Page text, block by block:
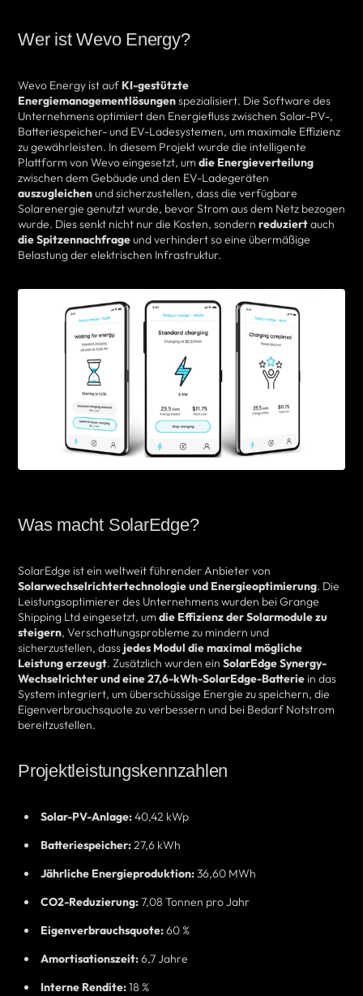
Wer ist Wevo Energy?
Wevo Energy ist auf KI-gestützte
Energiemanagementlösungenspezialisiert. Die Software des
Unternehmens optimiert den Energiefluss zwischen Solar-PV-,
Batteriespeicher- und EV-Ladesystemen, um maximale Effizienz
zu gewährleisten. In diesem Projekt wurde die intelligente
Plattform von Wevo eingesetzt, um die Energieverteilung
zwischen dem Gebäude und den EV-Ladegeräten
auszugleichenund sicherzustellen, dass die verfügbare
Solarenergie genutzt wurde, bevor Strom aus dem Netz bezogen
wurde. Dies senkt nicht nur die Kosten, sondern reduziertauch
die Spitzennachfrageund verhindert so eine übermäßige
Belastung der elektrischen Infrastruktur.
Was macht SolarEdge?
SolarEdge ist ein weltweit führender Anbieter von
Solarwechselrichtertechnologie und Energieoptimierung. Die
Leistungsoptimierer des Unternehmens wurden bei Grange
Shipping Ltd eingesetzt, um die Effizienz der Solarmodule zu
steigern, Verschattungsprobleme zu mindern und
sicherzustellen, dass jedes Modul die maximal mögliche
Leistung erzeugt. Zusätzlich wurden ein SolarEdge Synergy-
Wechselrichter und eine 27,6-kWh-SolarEdge-Batterie in das
System integriert, um überschüssige Energie zu speichern, die
Eigenverbrauchsquote zu verbessern und bei Bedarf Notstrom
bereitzustellen.
Projektleistungskennzahlen
Solar-PV-Anlage:40,42 kWp
Batteriespeicher:27,6 kWh
Jährliche Energieproduktion:36,60 MWh
CO2-Reduzierung:7,08 Tonnen pro Jahr
Eigenverbrauchsquote:60 %
Amortisationszeit:6,7 Jahre
Interne Rendite:18 %